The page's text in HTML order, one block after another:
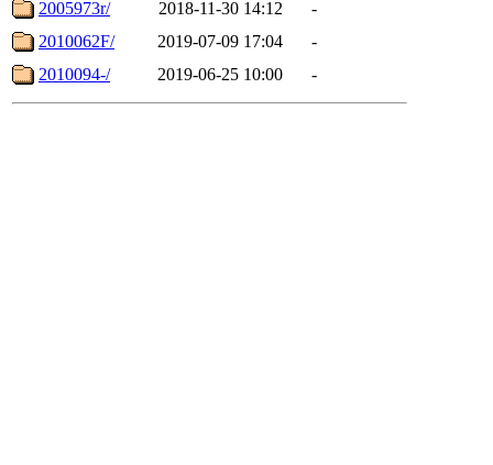
2005973r/
2018-11-30 14:12
-
2010062F/
2019-07-09 17:04
-
2010094-/
2019-06-25 10:00 -